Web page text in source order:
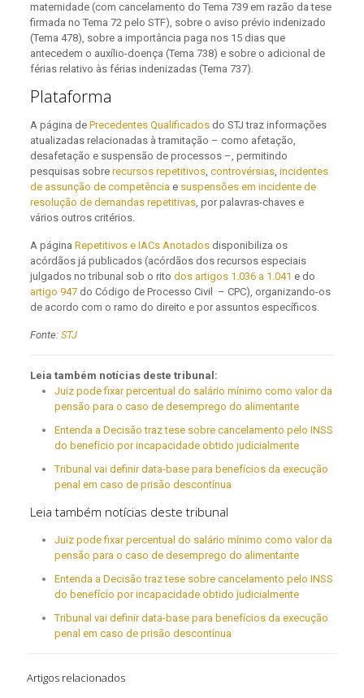
maternidade (com cancelamento do Tema 739 em razão da tese
firmada no Tema 72 pelo STF), sobre o aviso prévio indenizado
(Tema 478), sobre a importância paga nos 15 dias que
antecedem o auxílio-doença (Tema 738) e sobre o adicional de
férias relativo às férias indenizadas (Tema 737).
Plataforma
A página de Precedentes Qualificadosdo STJ traz informações
atualizadas relacionadas à tramitação – como afetação,
desafetação e suspensão de processos –, permitindo
pesquisas sobre recursos repetitivos, controvérsias, incidentes
de assunção de competência e suspensões em incidente de
resolução de demandas repetitivas, por palavras-chaves e
vários outros critérios.
A página Repetitivos e IACs Anotadosdisponibiliza os
acórdãos já publicados (acórdãos dos recursos especiais
julgados no tribunal sob o rito dos artigos 1.036 a 1.041 e do
artigo 947do Código de Processo Civil – CPC), organizando-os
de acordo com o ramo do direito e por assuntos específicos.
Fonte: STJ
Leia também notícias deste tribunal:
Juiz pode fixar percentual do salário mínimo como valor da
pensão para o caso de desemprego do alimentante
Entenda a Decisão traz tese sobre cancelamento pelo INSS
do benefício por incapacidade obtido judicialmente
Tribunal vai definir data-base para benefícios da execução
penal em caso de prisão descontínua
Leia também notícias deste tribunal
Juiz pode fixar percentual do salário mínimo como valor da
pensão para o caso de desemprego do alimentante
Entenda a Decisão traz tese sobre cancelamento pelo INSS
do benefício por incapacidade obtido judicialmente
Tribunal vai definir data-base para benefícios da execução
penal em caso de prisão descontínua
Artigos relacionados